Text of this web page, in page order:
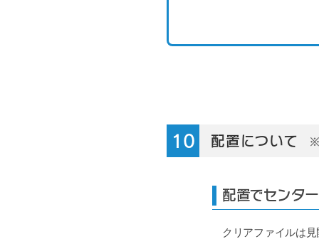
配置について
配置でセンタ
クリアファイルは